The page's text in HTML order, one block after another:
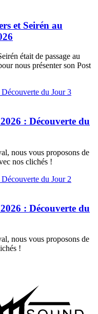
et Seirén au
était de passage au
nous présenter son Post
: Découverte du
nous vous proposons de
nos clichés !
: Découverte du
nous vous proposons de
!